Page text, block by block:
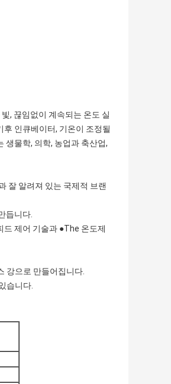
, 끊임없이 계속되는 온도 실
인큐베이터, 기온이 조정될
생물학, 의학, 농업과 축산업,
잘 알려져 있는 국제적 브랜
듭니다.
드 제어 기술과 ●The 온도제
강으로 만들어집니다.
습니다.